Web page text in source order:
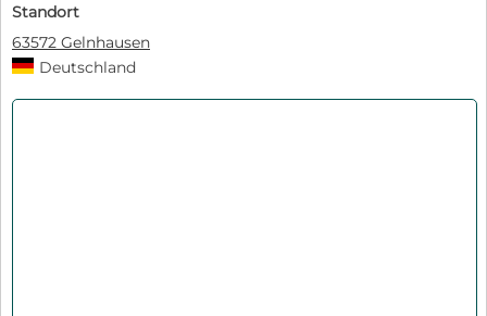
Standort
63572 Gelnhausen
Deutschland